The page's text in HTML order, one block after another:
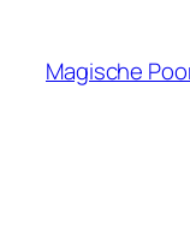
content
Magische